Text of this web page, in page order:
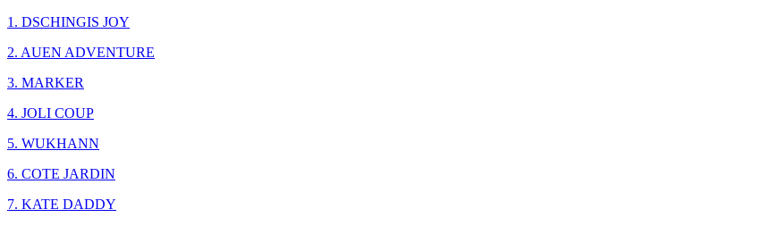
1. DSCHINGIS JOY
2. AUEN ADVENTURE
3. MARKER
4. JOLI COUP
5. WUKHANN
6. COTE JARDIN
7. KATE DADDY